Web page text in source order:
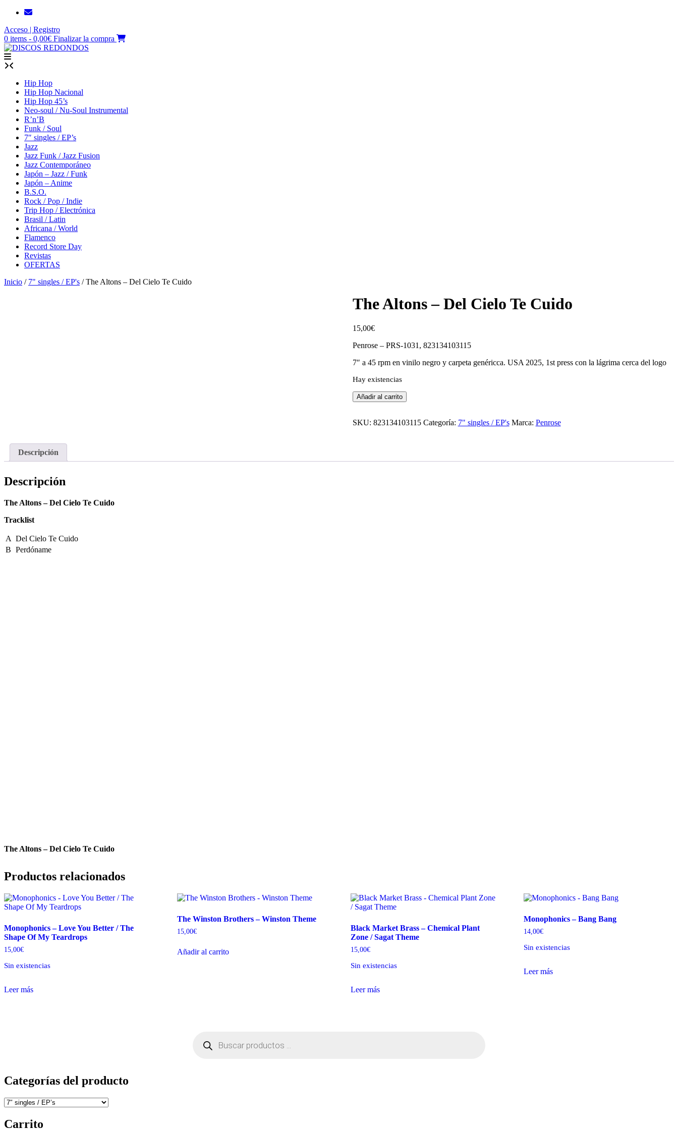
Saltar
contenido
Acceso | Registro
0 items - 0,00€ Finalizar la compra
Hip Hop
Hip Hop Nacional
Hip Hop 45’s
Neo-soul / Nu-Soul Instrumental
R’n’B
Funk / Soul
7″ singles / EP’s
Jazz
Jazz Funk / Jazz Fusion
Jazz Contemporáneo
Japón – Jazz / Funk
Japón – Anime
B.S.O.
Rock / Pop / Indie
Trip Hop / Electrónica
Brasil / Latin
Africana / World
Flamenco
Record Store Day
Revistas
OFERTAS
Inicio / 7" singles / EP's / The Altons – Del Cielo Te Cuido
The Altons – Del Cielo Te Cuido
15,00€
Penrose – PRS-1031, 823134103115
7″ a 45 rpm en vinilo negro y carpeta genéricca. USA 2025, 1st press con la lágrima cerca del logo
Hay existencias
The
Altons
Del
Añadir al carrito
SKU: 823134103115 Categoría: 7" singles / EP's Marca: Penrose
Descripción
Descripción
The Altons – Del Cielo Te Cuido
Tracklist
A Del Cielo Te Cuido
B Perdóname
The Altons – Del Cielo Te Cuido
Productos relacionados
Monophonics – Love You Better / The
Shape Of My Teardrops
15,00€
Sin existencias
Leer más
The Winston Brothers – Winston Theme
15,00€
Añadir al carrito
Black Market Brass – Chemical Plant
Zone / Sagat Theme
15,00€
Sin existencias
Leer más
Monophonics – Bang Bang
14,00€
Sin existencias
Leer más
productos
Categorías del producto
Carrito